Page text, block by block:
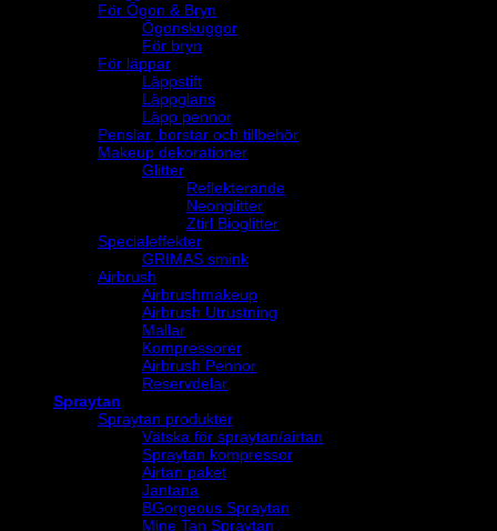
För Ögon & Bryn
Ögonskuggor
För bryn
För läppar
Läppstift
Läppglans
Läpp pennor
Penslar, borstar och tillbehör
Makeup dekorationer
Glitter
Reflekterande
Neonglitter
Ztirl Bioglitter
Specialeffekter
GRIMAS smink
Airbrush
Airbrushmakeup
Airbrush Utrustning
Mallar
Kompressorer
Airbrush Pennor
Reservdelar
Spraytan
Spraytan produkter
Vätska för spraytan/airtan
Spraytan kompressor
Airtan paket
Jantana
BGorgeous Spraytan
Mine Tan Spraytan